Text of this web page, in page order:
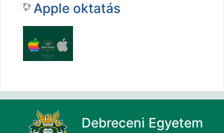
Apple oktatás
Debreceni Egyetem